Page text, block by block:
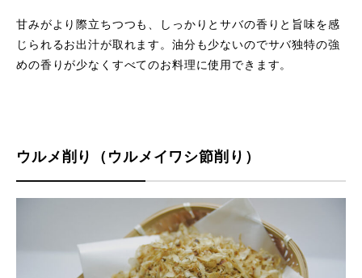
甘みがより際立ちつつも、しっかりとサバの香りと旨味を感
じられるお出汁が取れます。油分も少ないのでサバ独特の強
めの香りが少なくすべてのお料理に使用できます。
ウルメ削り（ウルメイワシ節削り）